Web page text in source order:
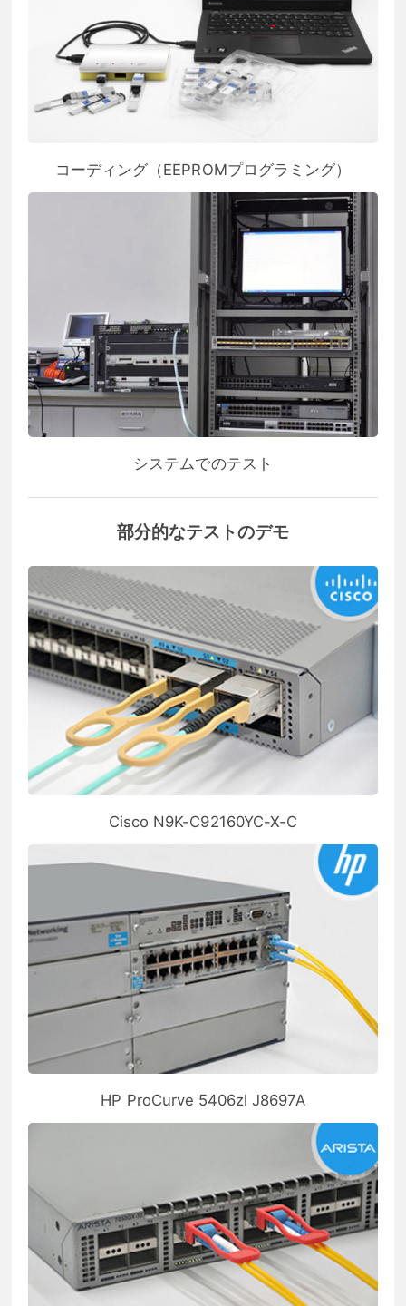
コーディング（EEPROMプログラミング）
システムでのテスト
部分的なテストのデモ
Cisco N9K-C92160YC-X-C
HP ProCurve 5406zl J8697A